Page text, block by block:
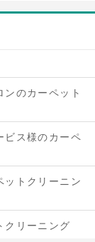
のカーペット
ビス様のカーペ
トクリーニン
クリーニング